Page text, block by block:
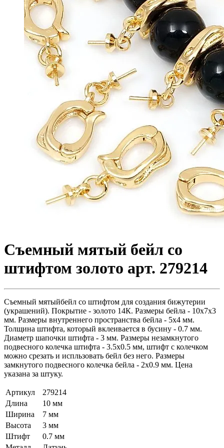
Съемный мятый бейл со
штифтом золото арт. 279214
Съемный мятыйбейл со штифтом для создания бижутерии
(украшений). Покрытие - золото 14К. Размеры бейла - 10х7х3
мм. Размеры внутреннего пространства бейла - 5x4 мм.
Толщина штифта, который вклеивается в бусину - 0.7 мм.
Диаметр шапочки штифта - 3 мм. Размеры незамкнутого
подвесного колечка штифта - 3.5х0.5 мм, штифт с колечком
можно срезать и испльзовать бейл без него. Размеры
замкнутого подвесного колечка бейла - 2х0.9 мм. Цена
указана за штуку.
Артикул
279214
Длина
10 мм
Ширина
7 мм
Высота
3 мм
Штифт
0.7 мм